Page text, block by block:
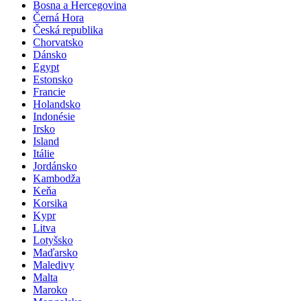
Benelux
Bosna a Hercegovina
Černá Hora
Česká republika
Chorvatsko
Dánsko
Egypt
Estonsko
Francie
Holandsko
Indonésie
Irsko
Island
Itálie
Jordánsko
Kambodža
Keňa
Korsika
Kypr
Litva
Lotyšsko
Maďarsko
Maledivy
Malta